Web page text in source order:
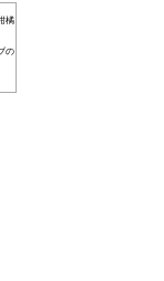
橘
の